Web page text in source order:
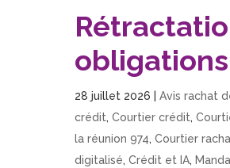
28 juillet 2026 |Avis rachat
crédit,Courtier crédit,
la réunion 974,Courtier
digitalisé,Crédit et IA,